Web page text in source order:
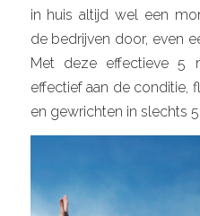
in huis altijd wel een
de bedrijven door, even
Met deze effectieve 5
effectief aan de conditie,
en gewrichten in slechts